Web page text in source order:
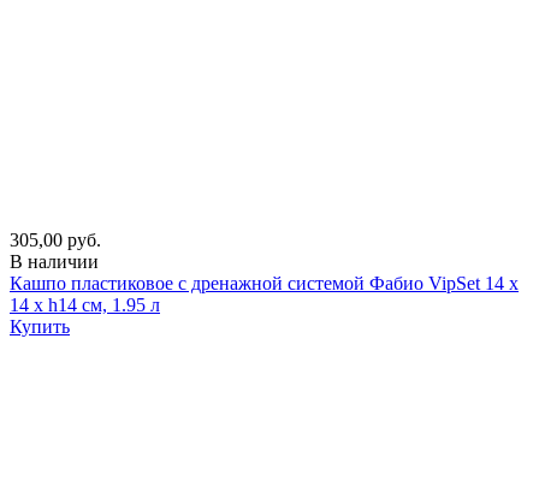
305,00 руб.
В наличии
Кашпо пластиковое с дренажной системой Фабио VipSet 14 х
14 х h14 см, 1.95 л
Купить